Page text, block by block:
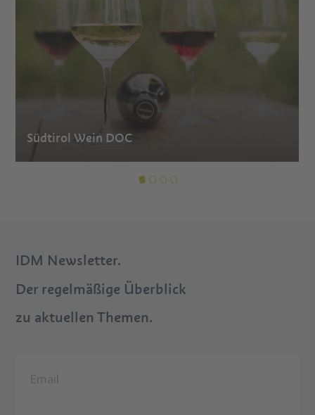
Südtirol Wein DOC
IDM Newsletter.
Der regelmäßige Überblick
zu aktuellen Themen.